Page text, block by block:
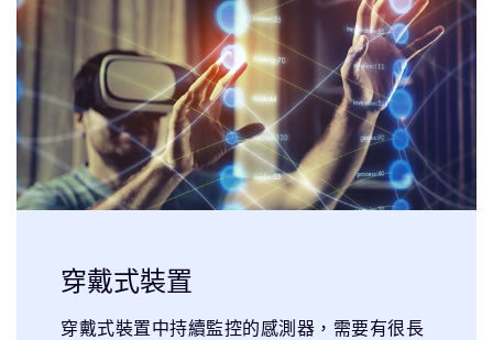
穿戴式裝置
穿戴式裝置中持續監控的感測器，需要有很長